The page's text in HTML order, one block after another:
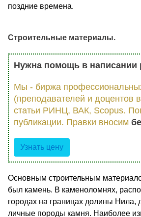
поздние времена.
Строительные материалы.
Нужна помощь в написании
Мы - биржа
(преподавателей и доцентов
статьи РИНЦ, ВАК, Scopus.
публикации. Правки вносим
Узнать цену
Основным строительным
был камень. В каменоломнях,
городах на границах долины
личные породы камня. Наиболее